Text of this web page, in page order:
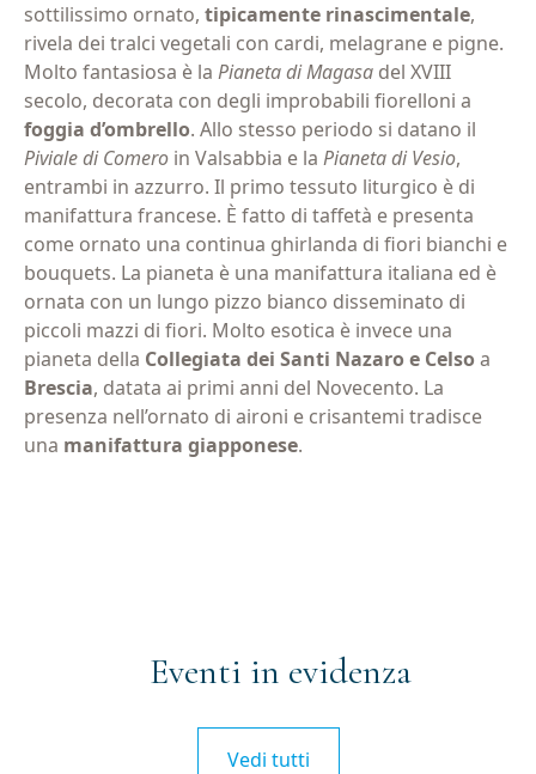
sottilissimo ornato, tipicamente rinascimentale,
rivela dei tralci vegetali con cardi, melagrane e pigne.
Molto fantasiosa è la Pianeta di Magasa del XVIII
secolo, decorata con degli improbabili fiorelloni a
foggia d’ombrello. Allo stesso periodo si datano il
Piviale di Comero in Valsabbia e la Pianeta di Vesio,
entrambi in azzurro. Il primo tessuto liturgico è di
manifattura francese. È fatto di taffetà e presenta
come ornato una continua ghirlanda di fiori bianchi e
bouquets. La pianeta è una manifattura italiana ed è
ornata con un lungo pizzo bianco disseminato di
piccoli mazzi di fiori. Molto esotica è invece una
pianeta della Collegiata dei Santi Nazaro e Celsoa
Brescia, datata ai primi anni del Novecento. La
presenza nell’ornato di aironi e crisantemi tradisce
una manifattura giapponese.
Eventi in evidenza
Vedi tutti